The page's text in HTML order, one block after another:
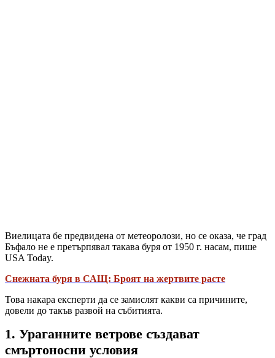
Виелицата бе предвидена от метеоролози, но се оказа, че град
Бъфало не е претърпявал такава буря от 1950 г. насам, пише
USA Today.
Снежната буря в САЩ: Броят на жертвите расте
Това накара експерти да се замислят какви са причините,
довели до такъв развой на събитията.
1. Ураганните ветрове създават
смъртоносни условия